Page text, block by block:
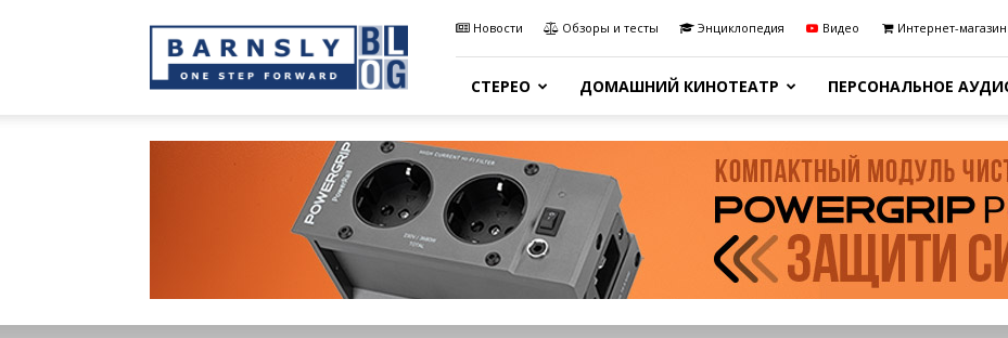
Sound
Blog
Новости Обзоры и тесты Энциклопедия Видео Интернет-магазин
СТЕРЕО ДОМАШНИЙ КИНОТЕАТР ПЕРСОНАЛЬНОЕ